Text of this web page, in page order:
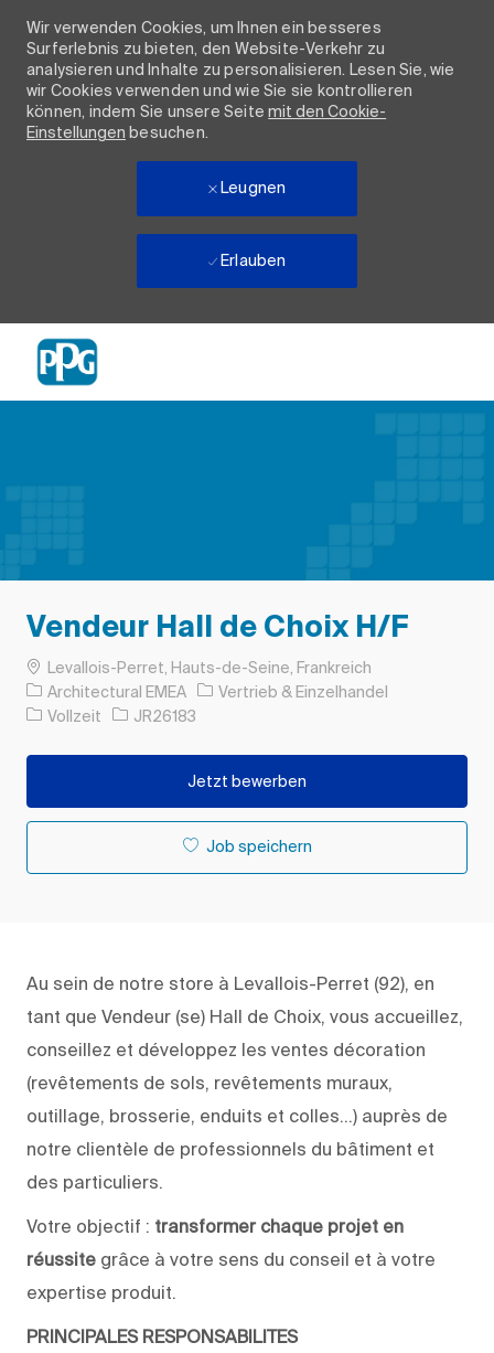
Wir verwenden Cookies, um Ihnen ein besseres
Surferlebnis zu bieten, den Website-Verkehr zu
analysieren und Inhalte zu personalisieren. Lesen Sie, wie
wir Cookies verwenden und wie Sie sie kontrollieren
können, indem Sie unsere Seitemit den Cookie-
Einstellungen besuchen.
Leugnen
Erlauben
Vendeur Hall de Choix H/F
OrtLevallois-Perret, Hauts-de-Seine, Frankreich
Architectural EMEA
Kategorie
Vertrieb & Einzelhandel
Auftragstyp
Vollzeit Auftrags-ID
JR26183
Jetzt bewerben
Job speichern
Au sein de notre store à Levallois-Perret (92), en
tant que Vendeur (se) Hall de Choix, vous accueillez,
conseillez et développez les ventes décoration
(revêtements de sols, revêtements muraux,
outillage, brosserie, enduits et colles...) auprès de
notre clientèle de professionnels du bâtiment et
des particuliers.
Votre objectif : transformer chaque projet en
réussite grâce à votre sens du conseil et à votre
expertise produit.
PRINCIPALES RESPONSABILITES